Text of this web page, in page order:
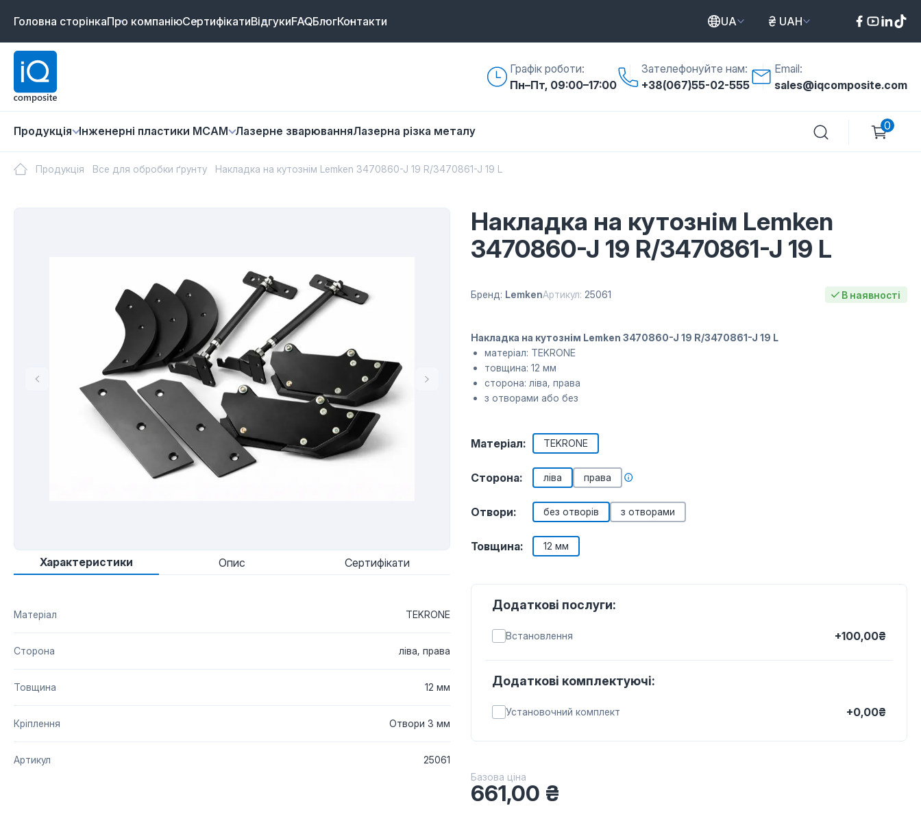
Головна сторінкаПро компаніюСертифікатиВідгукиFAQБлогКонтакти UA UAH
Графік роботи:
Пн–Пт, 09:00–17:00
Зателефонуйте нам:
+38(067)55-02-555
Email:
sales@iqcomposite.com
Продукція Інженерні пластики MCAM Лазернe зварюванняЛазерна різка металу 0
Продукція Все для обробки ґрунту Накладка на кутознім Lemken 3470860-J 19 R/3470861-J 19 L
Характеристики Опис Сертифікати
Матеріал TEKRONE
Сторона ліва, права
Товщина 12 мм
Кріплення Отвори 3 мм
Артикул 25061
Накладка на кутознім Lemken
3470860-J 19 R/3470861-J 19 L
Бренд: LemkenАртикул: 25061 В наявності
Накладка на кутознім Lemken 3470860-J 19 R/3470861-J 19 L
матеріал: TEKRONE
товщина: 12 мм
сторона: ліва, права
з отворами або без
Матеріал: TEKRONE
Сторона: ліва права
Отвори: без отворів з отворами
Товщина: 12 мм
Додаткові послуги:
Встановлення +100,00₴
Додаткові комплектуючі:
Установочний комплект +0,00₴
Базова ціна
661,00 ₴